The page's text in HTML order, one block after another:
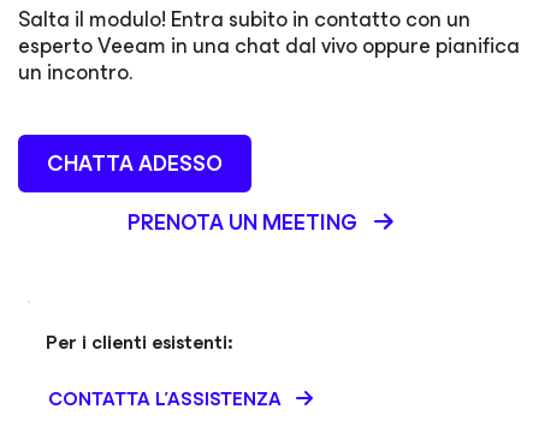
Salta il modulo! Entra subito in contatto con un
esperto Veeam in una chat dal vivo oppure pianifica
un incontro.
CHATTA ADESSO
PRENOTA UN MEETING
Per i clienti esistenti:
CONTATTA L'ASSISTENZA